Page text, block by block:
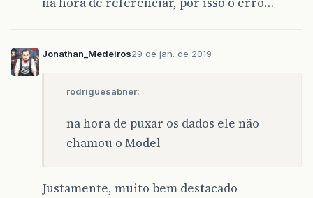
Jonathan_Medeiros29 de jan. de 2019
rodriguesabner:
na hora de puxar os dados ele não
chamou o Model
Justamente, muito bem destacado